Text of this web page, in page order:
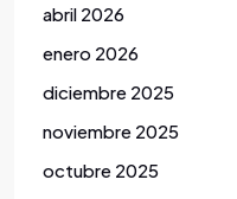
abril 2026
enero 2026
diciembre 2025
noviembre 2025
octubre 2025